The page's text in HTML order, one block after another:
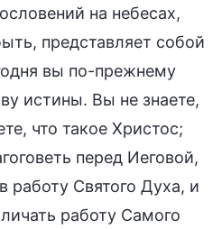
на небесах,
представляет собой
вы по-прежнему
истины. Вы не знаете,
что такое Христос;
перед Иеговой,
работу Святого Духа, и
работу Самого